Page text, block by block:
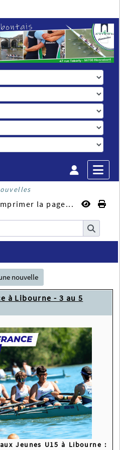
la page...
nouvelle
à Libourne - 3 au 5
Jeunes U15 à Libourne :